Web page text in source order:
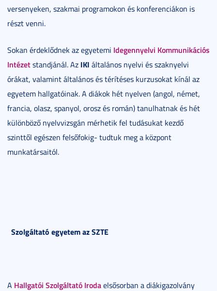
versenyeken, szakmai programokon és konferenciákon is
részt venni.
Sokan érdeklődnek az egyetemi Idegennyelvi Kommunikációs
Intézetstandjánál. Az IKI általános nyelvi és szaknyelvi
órákat, valamint általános és térítéses kurzusokat kínál az
egyetem hallgatóinak. A diákok hét nyelven (angol, német,
francia, olasz, spanyol, orosz és román) tanulhatnak és hét
különböző nyelvvizsgán mérhetik fel tudásukat kezdő
szinttől egészen felsőfokig- tudtuk meg a központ
munkatársaitól.
Szolgáltató egyetem az SZTE
A Hallgatói Szolgáltató Irodaelsősorban a diákigazolvány